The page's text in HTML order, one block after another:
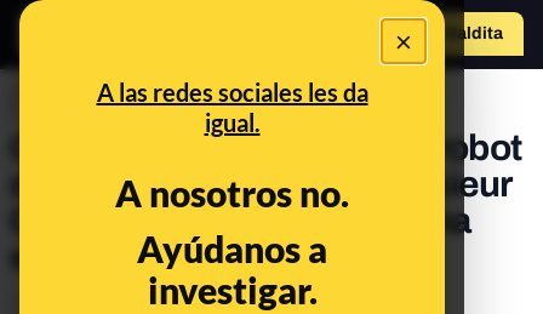
×
A las redes sociales les da
igual.
A nosotros no.
Ayúdanos a
investigar.
Hazte Maldito
Cuidado, Lidl no regala un robot
de cocina Silvercrest Monsieur
Cuisine por participar en una
encuesta